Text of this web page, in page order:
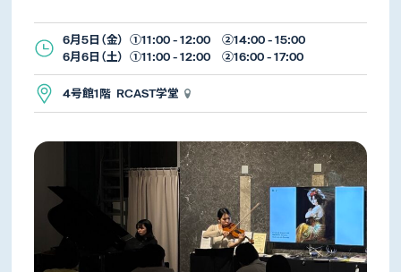
6月5日（金） ①11:00 - 12:00 ②14:00 - 15:00
6月6日（土） ①11:00 - 12:00 ②16:00 - 17:00
4号館1階 RCAST学堂